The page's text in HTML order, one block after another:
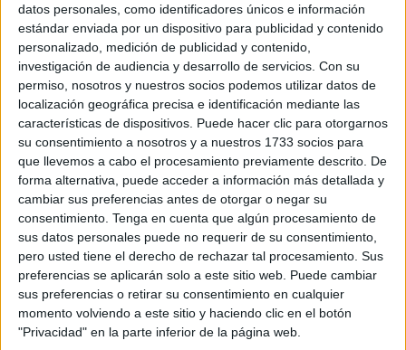
datos personales, como identificadores únicos e información
estándar enviada por un dispositivo para publicidad y contenido
personalizado, medición de publicidad y contenido,
investigación de audiencia y desarrollo de servicios. Con su
permiso, nosotros y nuestros socios podemos utilizar datos de
localización geográfica precisa e identificación mediante las
características de dispositivos. Puede hacer clic para otorgarnos
su consentimiento a nosotros y a nuestros 1733 socios para
que llevemos a cabo el procesamiento previamente descrito. De
forma alternativa, puede acceder a información más detallada y
cambiar sus preferencias antes de otorgar o negar su
consentimiento. Tenga en cuenta que algún procesamiento de
sus datos personales puede no requerir de su consentimiento,
pero usted tiene el derecho de rechazar tal procesamiento. Sus
preferencias se aplicarán solo a este sitio web. Puede cambiar
sus preferencias o retirar su consentimiento en cualquier
momento volviendo a este sitio y haciendo clic en el botón
"Privacidad" en la parte inferior de la página web.
bancarios
POR M.A. 08/11/2018 0
González 'premió' a Moro con la mordida que
presuntamente cobró porque fue quien le
trajo "el negocio"
POR REDACCIÓN 10/05/2018 0
Luis Vicente Moro dice que la constructora de
la Gürtel empleaba a jóvenes del PP
POR EFE,REDACCIÓN 03/04/2018 0
El amigo de Luis Vicente Moro en el CNI
POR REDACCIÓN 22/01/2018 0
IU pide que se cite como testigo de la caja B
del PP a Luis Vicente Moro
POR 16/01/2018